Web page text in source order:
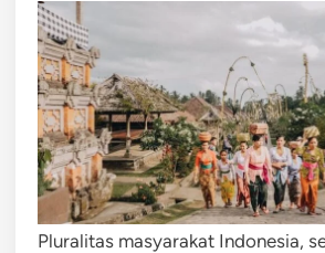
Pluralitas masyarakat Indonesia,